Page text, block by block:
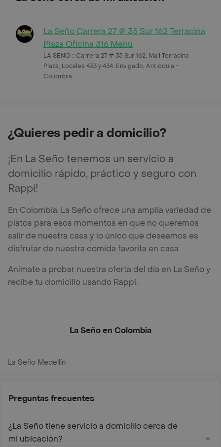
La Seño Carrera 27 # 35 Sur 162 Terracina
Plaza Oficina 316 Menú
LA SEÑO :: Carrera 27 # 35 Sur 162, Mall Terracina
Plaza, Locales 433 y 434. Envigado, Antioquia -
Colombia.
¿Quieres pedir a domicilio?
¡En La Seño tenemos un servicio a
domicilio rápido, práctico y seguro con
Rappi!
En Colombia, La Seño ofrece una amplia variedad de
platos para esos momentos en que no queremos
salir de nuestra casa y lo único que deseamos es
disfrutar de nuestra comida favorita en casa.
Anímate a probar nuestra oferta del día en La Seño y
recibe tu domicilio usando Rappi.
La Seño en Colombia
La Seño Medellín
Preguntas frecuentes
¿La Seño tiene servicio a domicilio cerca de
mi ubicación?